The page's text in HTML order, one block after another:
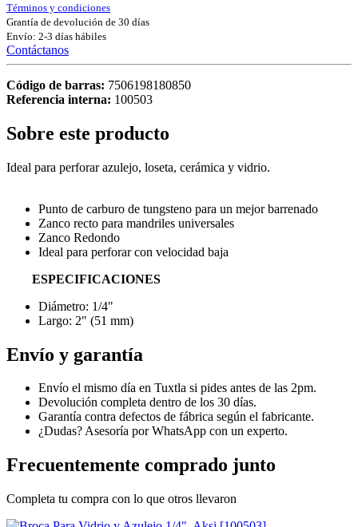
Términos y condiciones
Grantía de devolución de 30 días
Envío: 2-3 días hábiles
Contáctanos
Código de barras: 7506198180850
Referencia interna: 100503
Sobre este producto
Ideal para perforar azulejo, loseta, cerámica y vidrio.
Punto de carburo de tungsteno para un mejor barrenado
Zanco recto para mandriles universales
Zanco Redondo
Ideal para perforar con velocidad baja
ESPECIFICACIONES
Diámetro: 1/4"
Largo: 2" (51 mm)
Envío y garantía
Envío el mismo día en Tuxtla si pides antes de las 2pm.
Devolución completa dentro de los 30 días.
Garantía contra defectos de fábrica según el fabricante.
¿Dudas? Asesoría por WhatsApp con un experto.
Frecuentemente comprado junto
Completa tu compra con lo que otros llevaron